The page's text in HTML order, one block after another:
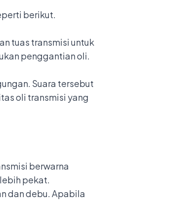
berikut.
tuas transmisi untuk
penggantian oli.
Suara tersebut
oli transmisi yang
berwarna
pekat.
dan debu. Apabila